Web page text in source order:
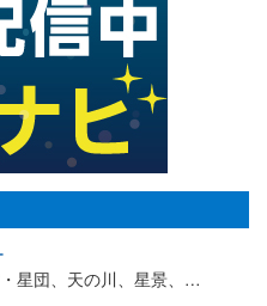
星団、天の川、星景、…